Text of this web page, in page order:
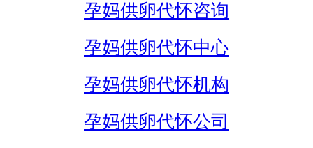
孕妈供卵代怀咨询
孕妈供卵代怀中心
孕妈供卵代怀机构
孕妈供卵代怀公司